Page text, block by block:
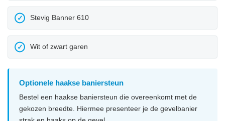
✓ Stevig Banner 610
✓ Wit of zwart garen
Optionele haakse baniersteun
Bestel een haakse baniersteun die overeenkomt met de
gekozen breedte. Hiermee presenteer je de gevelbanier